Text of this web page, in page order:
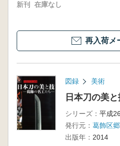
新刊 在庫なし
再入荷メ
図録 美術
日本刀の美
シリーズ： 平成
発行元： 葛飾区
出版年： 2014